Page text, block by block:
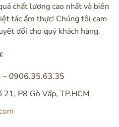
chất lượng cao nhất và biến
tác ẩm thực! Chúng tôi cam
đối cho quý khách hàng.
0906.35.63.35
P8 Gò Vấp, TP.HCM